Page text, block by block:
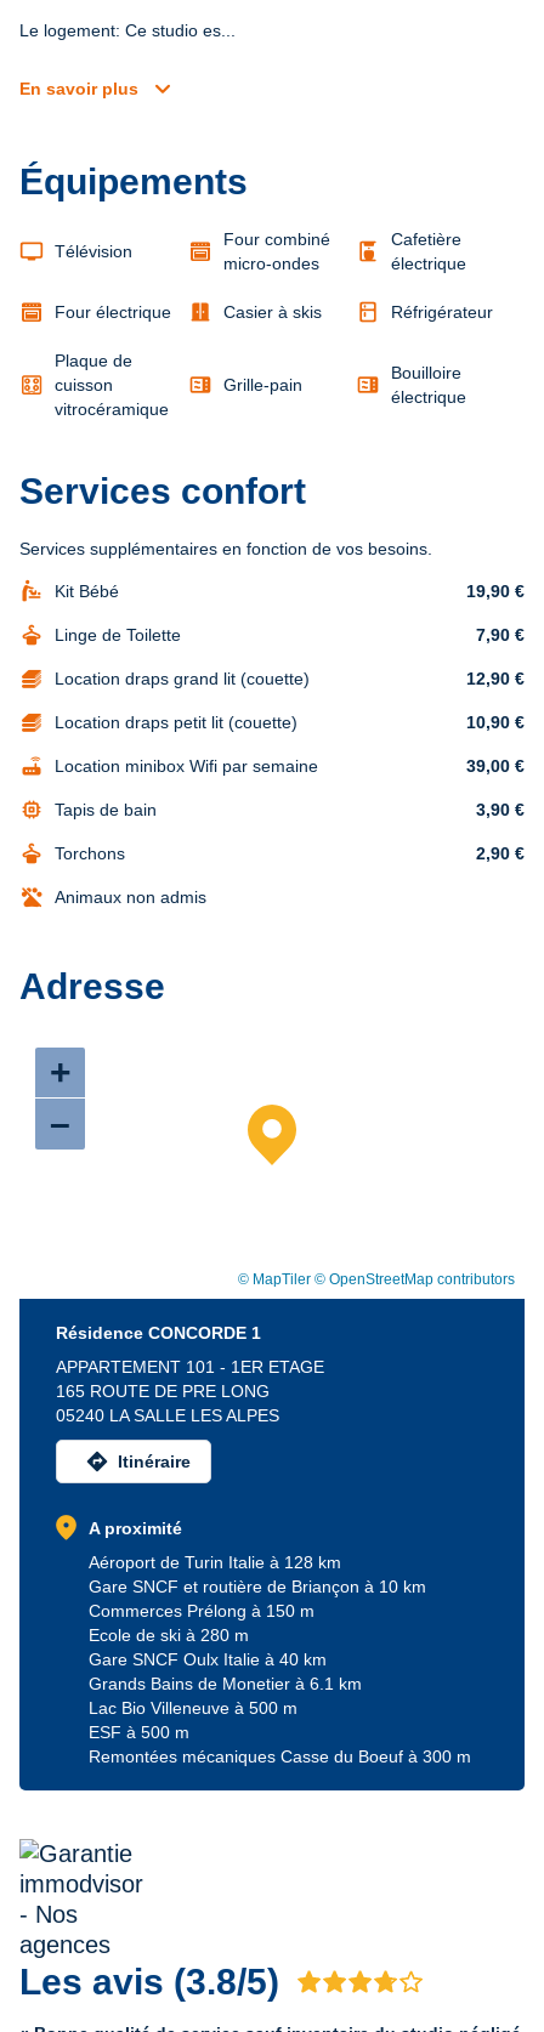
Le logement: Ce studio es...
En savoir plus expand_more
Équipements
tv Télévision
Four combiné
micro-ondes
coffee_maker
Cafetière
électrique
Four électrique door_sliding Casier à skis kitchen Réfrigérateur
Plaque de
cuisson
vitrocéramique
microwave Grille-pain microwave
Bouilloire
électrique
Services confort
Services supplémentaires en fonction de vos besoins.
baby_changing_station Kit Bébé 19,90 €
dry_cleaning Linge de Toilette 7,90 €
Location draps grand lit (couette) 12,90 €
Location draps petit lit (couette) 10,90 €
router Location minibox Wifi par semaine 39,00 €
memory Tapis de bain 3,90 €
dry_cleaning Torchons 2,90 €
Animaux non admis
Adresse
+
–
© MapTiler © OpenStreetMap contributors
Résidence CONCORDE 1
APPARTEMENT 101 - 1ER ETAGE
165 ROUTE DE PRE LONG
05240 LA SALLE LES ALPES
directions Itinéraire
location_on
A proximité
Aéroport de Turin Italie à 128 km
Gare SNCF et routière de Briançon à 10 km
Commerces Prélong à 150 m
Ecole de ski à 280 m
Gare SNCF Oulx Italie à 40 km
Grands Bains de Monetier à 6.1 km
Lac Bio Villeneuve à 500 m
ESF à 500 m
Remontées mécaniques Casse du Boeuf à 300 m
Les avis (3.8/5) Avis 3.8 sur 5